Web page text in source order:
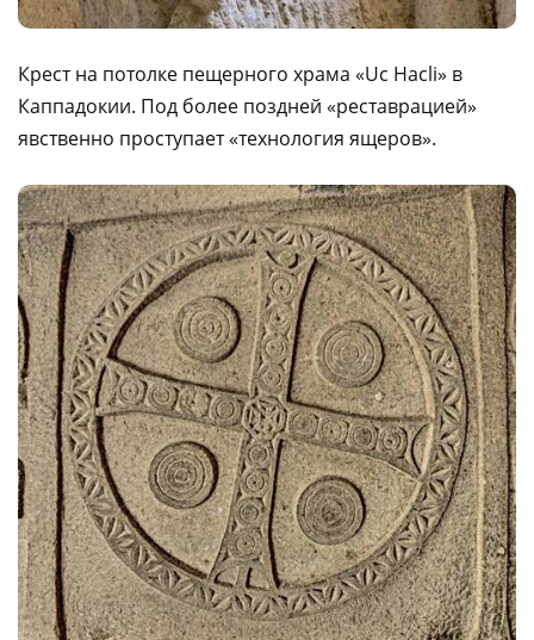
Крест на потолке пещерного храма «Uc Hacli» в
Каппадокии. Под более поздней «реставрацией»
явственно проступает «технология ящеров».